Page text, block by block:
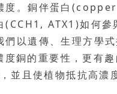
濃度。銅伴蛋白
(CCH1, ATX1)如何參
以遺傳、生理方學
銅的重要性，更有
並且使植物抵抗高濃